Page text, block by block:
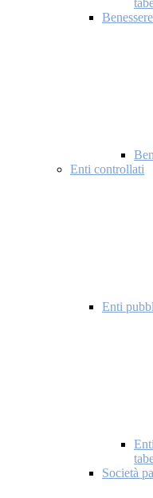
Enti controllati
Enti
Società